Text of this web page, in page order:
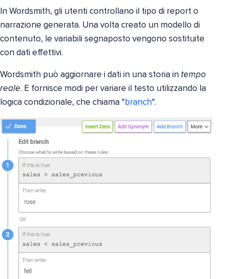
In Wordsmith, gli utenti controllano il tipo di report o
narrazione generata. Una volta creato un modello di
contenuto, le variabili segnaposto vengono sostituite
con dati effettivi.
Wordsmith può aggiornare i dati in una storia in tempo
reale. E fornisce modi per variare il testo utilizzando la
logica condizionale, che chiama " branch".